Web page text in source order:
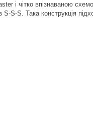
і чітко впізнаваною
S-S. Така конструкція